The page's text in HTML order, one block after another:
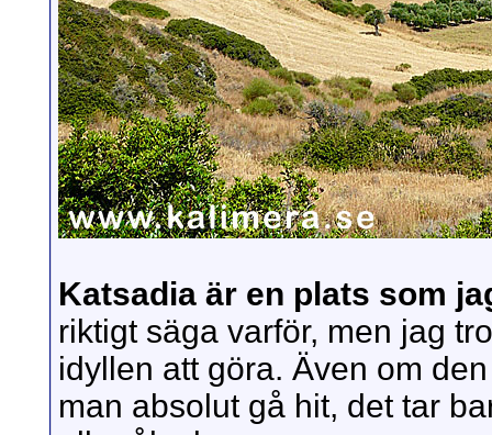
Katsadia är en plats som
riktigt säga varför, men jag
idyllen att göra. Även om
man absolut gå hit, det tar